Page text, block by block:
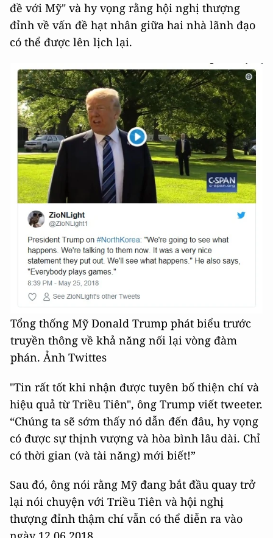
đề với Mỹ" và hy vọng rằng hội nghị thượng
đỉnh về vấn đề hạt nhân giữa hai nhà lãnh đạo
có thể được lên lịch lại.
Tổng thống Mỹ Donald Trump phát biểu trước
truyền thông về khả năng nối lại vòng đàm
phán. Ảnh Twittes
"Tin rất tốt khi nhận được tuyên bố thiện chí và
hiệu quả từ Triều Tiên", ông Trump viết tweeter.
“Chúng ta sẽ sớm thấy nó dẫn đến đâu, hy vọng
có được sự thịnh vượng và hòa bình lâu dài. Chỉ
có thời gian (và tài năng) mới biết!”
Sau đó, ông nói rằng Mỹ đang bắt đầu quay trở
lại nói chuyện với Triều Tiên và hội nghị
thượng đỉnh thậm chí vẫn có thể diễn ra vào